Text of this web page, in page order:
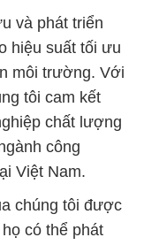
và phát triển
hiệu suất tối ưu
môi trường. Với
tôi cam kết
chất lượng
công
Việt Nam.
chúng tôi được
có thể phát